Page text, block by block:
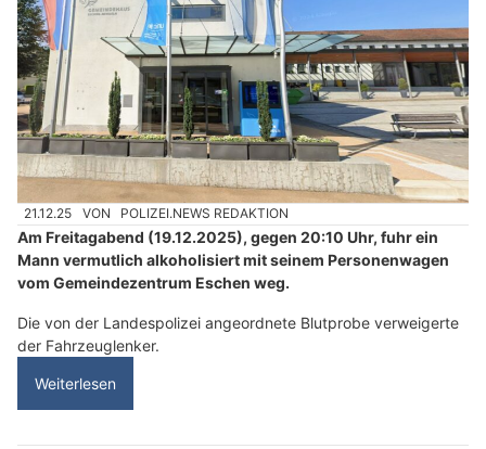
21.12.25 VON POLIZEI.NEWS REDAKTION
Am Freitagabend (19.12.2025), gegen 20:10 Uhr, fuhr ein
Mann vermutlich alkoholisiert mit seinem Personenwagen
vom Gemeindezentrum Eschen weg.
Die von der Landespolizei angeordnete Blutprobe verweigerte
der Fahrzeuglenker.
Weiterlesen